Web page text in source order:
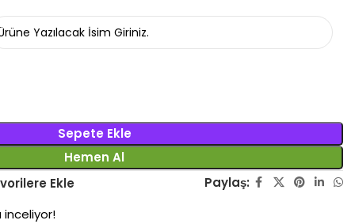
Sepete Ekle
Hemen Al
Ekle
Paylaş:
inceliyor!